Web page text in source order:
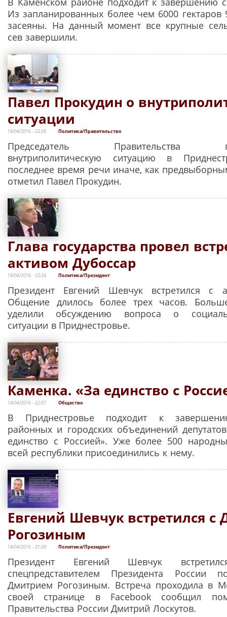
Из запланированных более чем 6000
засеяны. На данный момент все крупные
сев завершили.
Павел Прокудин о
ситуации
14/04/2016 - 22:28 Политика/Правительство
Председатель Правительства
внутриполитическую ситуацию в
последнее время речи иначе, как
отметил Павел Прокудин.
Глава государства провел
активом Дубоссар
14/04/2016 - 22:24 Политика/Президент
Президент Евгений Шевчук встретился с
Общение длилось более трех часов.
уделили обсуждению вопроса о
ситуации в Приднестровье.
Каменка. «За единство с
14/04/2016 - 22:07 Общество
В Приднестровье подходит к
районных и городских объединений
единство с Россией». Уже более 500
всей республики присоединились к нему.
Евгений Шевчук встретился
Рогозиным
14/04/2016 - 21:28 Политика/Президент
Президент Евгений Шевчук
спецпредставителем Президента России
Дмитрием Рогозиным. Встреча проходила в
своей странице в Facebook сообщил
Правительства России Дмитрий Лоскутов.